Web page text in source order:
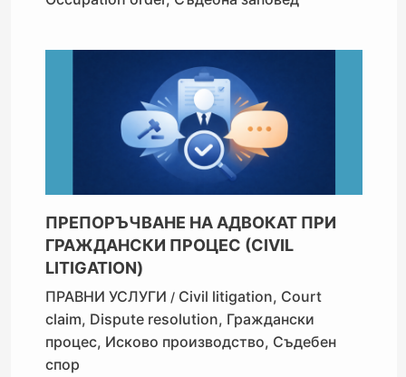
ПРЕПОРЪЧВАНЕ НА АДВОКАТ ПРИ
ГРАЖДАНСКИ ПРОЦЕС (CIVIL
LITIGATION)
ПРАВНИ УСЛУГИ / Civil litigation, Court
claim, Dispute resolution, Граждански
процес, Исково производство, Съдебен
спор